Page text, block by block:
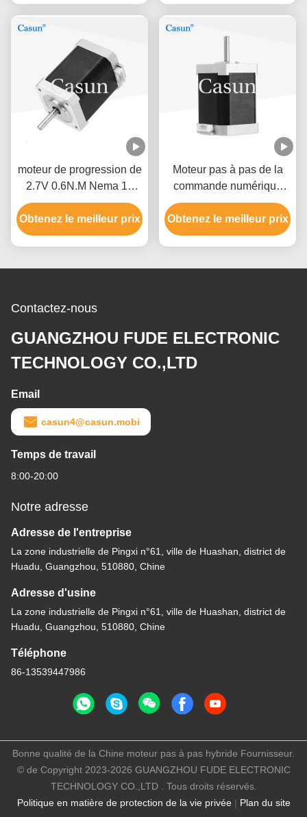
moteur de progression de
2.7V 0.6N.M Nema 17
pour l'instrument de
mesure de XYZ
Obtenez le meilleur prix
Moteur pas à pas de la
commande numérique
par ordinateur 3018 de la
NEMA 17 du routeur
unipolaire 1.7A 60mm de
par ordinateur
Obtenez le meilleur prix
Contactez-nous
GUANGZHOU FUDE ELECTRONIC
TECHNOLOGY CO.,LTD
Email
casun4@casun.mobi
Temps de travail
8:00-20:00
Notre adresse
Adresse de l'entreprise
La zone industrielle de Pingxi n°61, ville de Huashan, district de
Huadu, Guangzhou, 510880, Chine
Adresse d'usine
La zone industrielle de Pingxi n°61, ville de Huashan, district de
Huadu, Guangzhou, 510880, Chine
Téléphone
86-13539447986
Politique en matière de protection de la vie privée| Plan du site
Bonne qualité de la Chine moteur pas à pas hybride Fournisseur.
© de Copyright 2023-2026 GUANGZHOU FUDE ELECTRONIC
TECHNOLOGY CO.,LTD . Tous droits réservés.